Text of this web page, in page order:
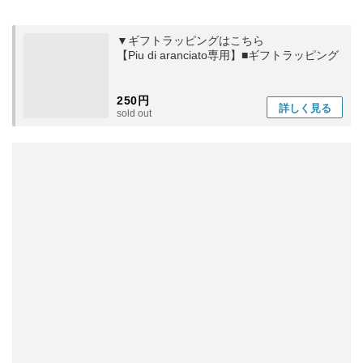
▼ギフトラッピングはこちら
【Piu di aranciato専用】■ギフトラッピング
250円
sold out 詳しく 見る